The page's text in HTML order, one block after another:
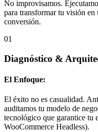
No improvisamos.
para transformar tu visión
conversión.
01
Diagnóstico &
El Enfoque:
El éxito no es casualidad.
auditamos tu modelo de
tecnológico que garantice tu
WooCommerce Headless).